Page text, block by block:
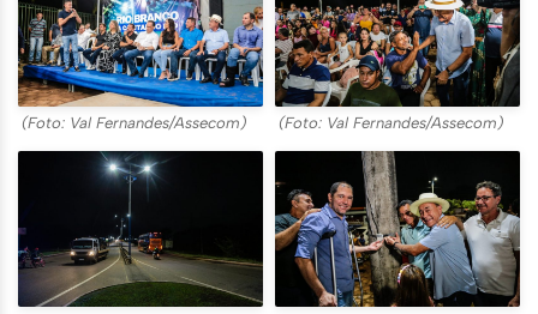
(Foto: Val Fernandes/Assecom) (Foto: Val Fernandes/Assecom)